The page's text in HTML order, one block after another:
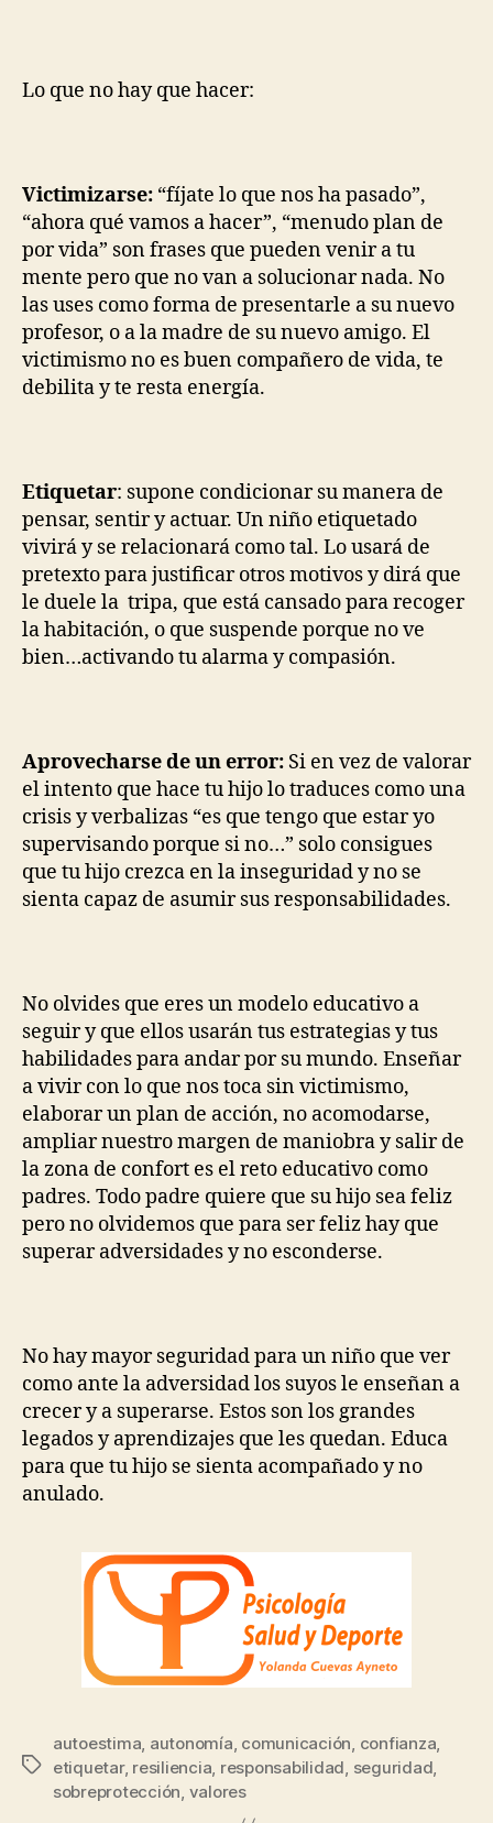
Lo que no hay que hacer:
Victimizarse: “fíjate lo que nos ha pasado”,
“ahora qué vamos a hacer”, “menudo plan de
por vida” son frases que pueden venir a tu
mente pero que no van a solucionar nada. No
las uses como forma de presentarle a su nuevo
profesor, o a la madre de su nuevo amigo. El
victimismo no es buen compañero de vida, te
debilita y te resta energía.
Etiquetar: supone condicionar su manera de
pensar, sentir y actuar. Un niño etiquetado
vivirá y se relacionará como tal. Lo usará de
pretexto para justificar otros motivos y dirá que
le duele la tripa, que está cansado para recoger
la habitación, o que suspende porque no ve
bien…activando tu alarma y compasión.
Aprovecharse de un error: Si en vez de valorar
el intento que hace tu hijo lo traduces como una
crisis y verbalizas “es que tengo que estar yo
supervisando porque si no…” solo consigues
que tu hijo crezca en la inseguridad y no se
sienta capaz de asumir sus responsabilidades.
No olvides que eres un modelo educativo a
seguir y que ellos usarán tus estrategias y tus
habilidades para andar por su mundo. Enseñar
a vivir con lo que nos toca sin victimismo,
elaborar un plan de acción, no acomodarse,
ampliar nuestro margen de maniobra y salir de
la zona de confort es el reto educativo como
padres. Todo padre quiere que su hijo sea feliz
pero no olvidemos que para ser feliz hay que
superar adversidades y no esconderse.
No hay mayor seguridad para un niño que ver
como ante la adversidad los suyos le enseñan a
crecer y a superarse. Estos son los grandes
legados y aprendizajes que les quedan. Educa
para que tu hijo se sienta acompañado y no
anulado.
autoestima, autonomía, comunicación, confianza,
etiquetar, resiliencia, responsabilidad, seguridad,
sobreprotección, valores